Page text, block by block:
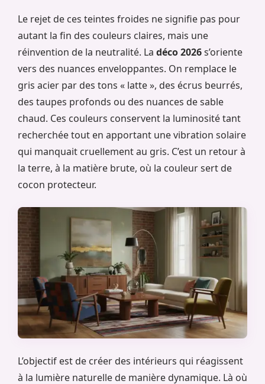
Le rejet de ces teintes froides ne signifie pas pour
autant la fin des couleurs claires, mais une
réinvention de la neutralité. La déco 2026s’oriente
vers des nuances enveloppantes. On remplace le
gris acier par des tons « latte », des écrus beurrés,
des taupes profonds ou des nuances de sable
chaud. Ces couleurs conservent la luminosité tant
recherchée tout en apportant une vibration solaire
qui manquait cruellement au gris. C’est un retour à
la terre, à la matière brute, où la couleur sert de
cocon protecteur.
L’objectif est de créer des intérieurs qui réagissent
à la lumière naturelle de manière dynamique. Là où